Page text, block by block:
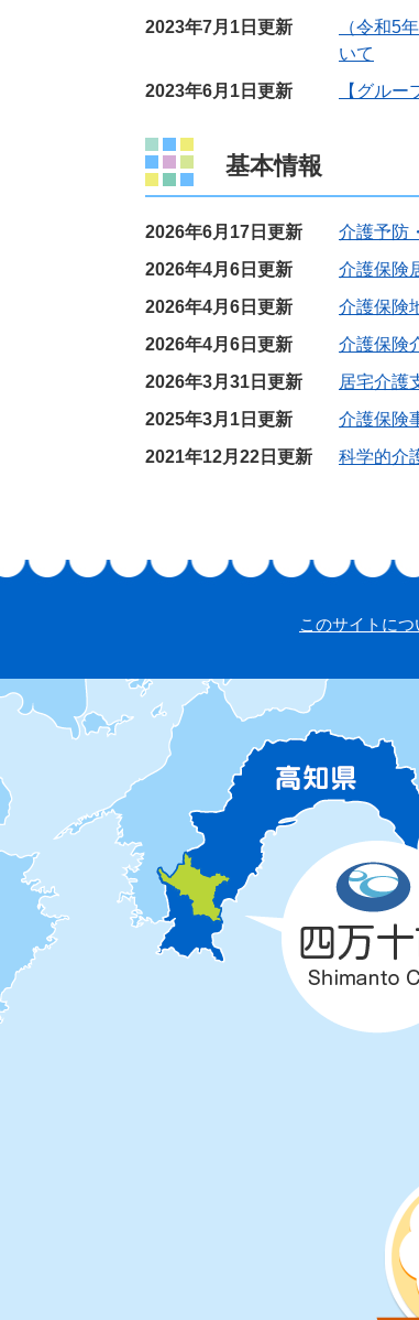
2023年7月1日更新
（令和5
いて
2023年6月1日更新
【グル
基本情報
2026年6月17日更新
介護予防
2026年4月6日更新
介護保険
2026年4月6日更新
介護保険
2026年4月6日更新
介護保険
2026年3月31日更新
居宅介護
2025年3月1日更新
介護保険
2021年12月22日更新
科学的介
このサイトにつ